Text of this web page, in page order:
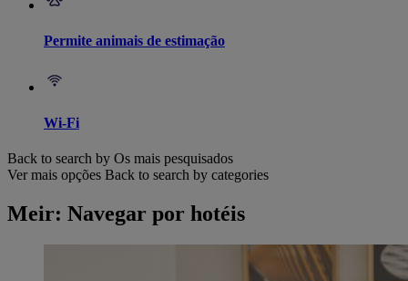
Permite animais de estimação
Wi-Fi
Back to search by Os mais pesquisados
Ver mais opções Back to search by categories
Meir: Navegar por hotéis